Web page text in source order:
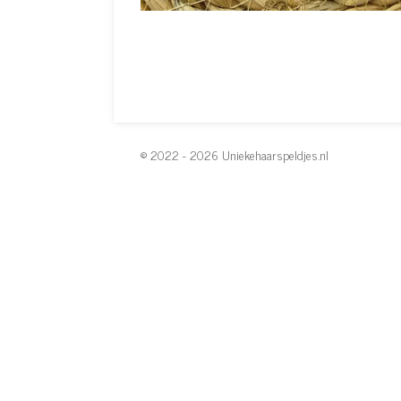
© 2022 - 2026 Uniekehaarspeldjes.nl